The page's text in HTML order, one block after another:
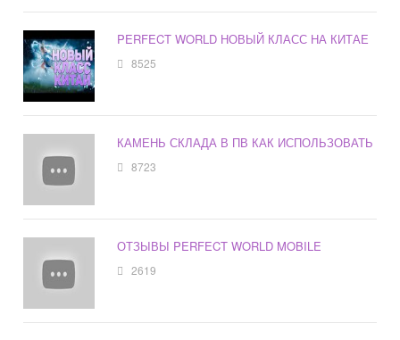
PERFECT WORLD НОВЫЙ КЛАСС НА КИТАЕ
8525
КАМЕНЬ СКЛАДА В ПВ КАК ИСПОЛЬЗОВАТЬ
8723
ОТЗЫВЫ PERFECT WORLD MOBILE
2619